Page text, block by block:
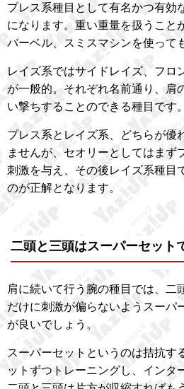
プレス系種目として有名かつ有効
になります。重い重量を扱うこと
バーベル、スミスマシンを使って
レイズ系ではサイドレイズ、フロ
が一般的。それぞれ名前通り、肩
い撃ちすることのできる種目です。
プレス系とレイズ系、どちらが優
ませんが、セオリーとしてはまず
刺激を与え、その後レイズ系種目
のが正解となります。
二頭と三頭はスーパーセット
肩に続いて行う腕の種目では、二
だけに刺激が偏らないようスーパ
が良いでしょう。
スーパーセットというのは拮抗す
ットずつトレーニングし、インタ